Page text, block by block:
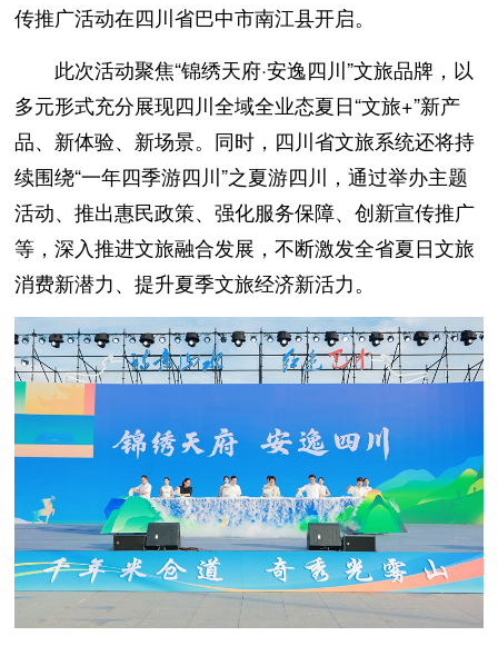
传推广活动在四川省巴中市南江县开启。
此次活动聚焦“锦绣天府·安逸四川”文旅品牌，以
多元形式充分展现四川全域全业态夏日“文旅+”新产
品、新体验、新场景。同时，四川省文旅系统还将持
续围绕“一年四季游四川”之夏游四川，通过举办主题
活动、推出惠民政策、强化服务保障、创新宣传推广
等，深入推进文旅融合发展，不断激发全省夏日文旅
消费新潜力、提升夏季文旅经济新活力。